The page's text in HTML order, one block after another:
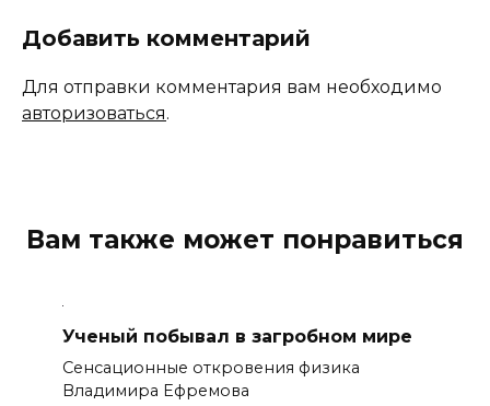
Добавить комментарий
Для отправки комментария вам необходимо
авторизоваться.
Вам также может понравиться
Ученый побывал в загробном мире
Сенсационные откровения физика
Владимира Ефремова